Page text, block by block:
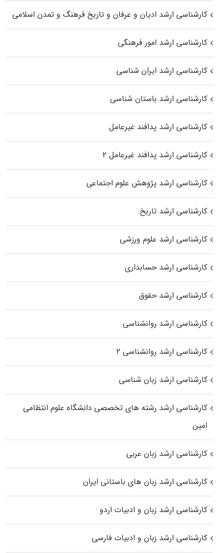
کارشناسی ارشد ادیان و عرفان و تاریخ فرهنگ و تمدن اسلامی
کارشناسی ارشد امور فرهنگی
کارشناسی ارشد ایران شناسی
کارشناسی ارشد باستان شناسی
کارشناسی ارشد پدافند غیرعامل
کارشناسی ارشد پدافند غیرعامل ۲
کارشناسی ارشد پژوهش علوم اجتماعی
کارشناسی ارشد تاریخ
کارشناسی ارشد علوم ورزشی
کارشناسی ارشد حسابداری
کارشناسی ارشد حقوق
کارشناسی ارشد روانشناسی
کارشناسی ارشد روانشناسی ۲
کارشناسی ارشد زبان شناسی
کارشناسی ارشد رﺷﺘﻪ ﻫﺎی تخصصی داﻧﺸﮕﺎه ﻋﻠﻮم انتظامی
اﻣﻴﻦ
کارشناسی ارشد زبان عربی
کارشناسی ارشد زبان‌ های باستانی ایران
کارشناسی ارشد زبان و ادبیات اردو
کارشناسی ارشد زبان و ادبیات فارسی